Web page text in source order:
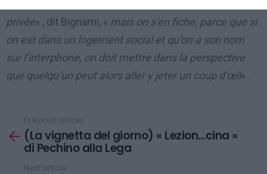
privée« , dit Bignami, « mais on s’en fiche, parce que si
on est dans un logement social et qu’on a son nom
sur l’interphone, on doit mettre dans la perspective
que quelqu’un peut alors aller y jeter un coup d’œil« .
more
Previous article
(La vignetta del giorno) « Lezion…cina »
di Pechino alla Lega
Next article